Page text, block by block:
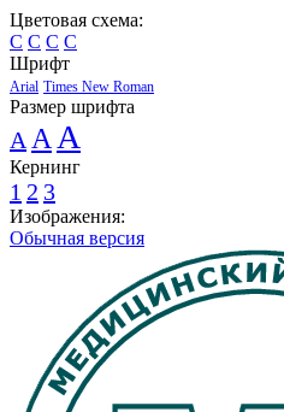
Цветовая схема:
C C C C
Шрифт
Arial Times New Roman
Размер шрифта
A A A
Кернинг
1 2 3
Изображения:
Обычная версия